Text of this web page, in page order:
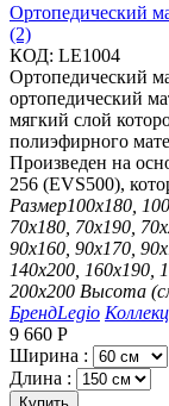
Ортопедический
(2)
КОД: LE1004
Ортопедический
ортопедический
мягкий слой
полиэфирного
Произведен на
256 (EVS500),
Размер100х180,
70х180, 70х190,
90х160, 90х170,
140х200, 160х190,
200х200 Высота
БрендLegio
9 660 Р
Ширина :
Длина :